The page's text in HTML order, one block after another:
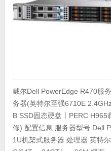
戴尔Dell PowerEdge R470服
务器(英特尔至强6710E
B SSD固态硬盘丨PERC
修) 配置信息 服务器型号 Dell
1U机架式服务器 处理器 英特